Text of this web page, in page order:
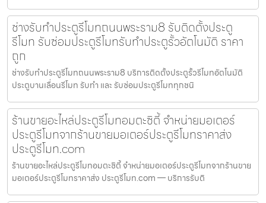
ช่างรับทำประตูรีโมทถนนพระราม8 รับติดตั้งประตู
รีโมท รับซ่อมประตูรีโมทรับทำประตูรั้วอัตโนมัติ ราคา
ถูก
ช่างรับทำประตูรีโมทถนนพระราม8 บริการติดตั้งประตูรั้วรีโมทอัตโนมัติ
ประตูบานเลื่อนรีโมท รับทำ และ รับซ่อมประตูรีโมททุกชนิ
ร้านขายอะไหล่ประตูรีโมทอมตะซิตี้ จำหน่ายมอเตอร์
ประตูรีโมทจากร้านขายมอเตอร์ประตูรีโมทราคาส่ง
ประตูรีโมท.com
ร้านขายอะไหล่ประตูรีโมทอมตะซิตี้ จำหน่ายมอเตอร์ประตูรีโมทจากร้านขาย
มอเตอร์ประตูรีโมทราคาส่ง ประตูรีโมท.com — บริการรับติ